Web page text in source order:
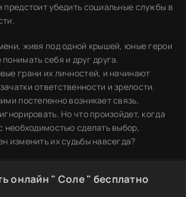
убедить социальные службы в
живя под одной крышей, юные герои
себя и друг друга.
грани их личностей, и начинают
ответственности и зрелости.
постепенно возникает связь,
Но что произойдет, когда
необходимостью сделать выбор,
изменить их судьбы навсегда?
онлайн " Соле " бесплатно